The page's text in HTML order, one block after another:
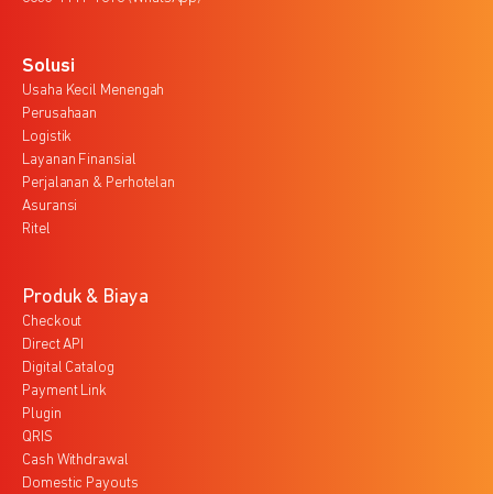
Solusi
Usaha Kecil Menengah
Perusahaan
Logistik
Layanan Finansial
Perjalanan & Perhotelan
Asuransi
Ritel
Produk & Biaya
Checkout
Direct API
Digital Catalog
Payment Link
Plugin
QRIS
Cash Withdrawal
Domestic Payouts